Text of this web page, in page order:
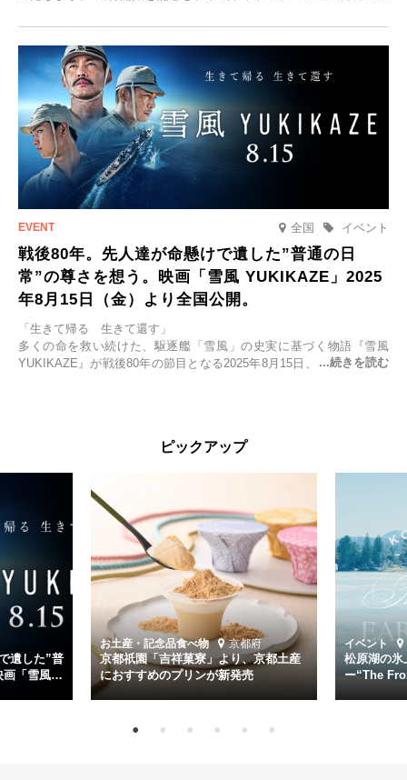
2025年9月12日(金)より発売いたします。
全国 イベント
戦後80年。先人達が命懸けで遺した”普通の日
常”の尊さを想う。映画「雪風 YUKIKAZE」2025
年8月15日（金）より全国公開。
「生きて帰る 生きて還す」
多くの命を救い続けた、駆逐艦「雪風」の史実に基づく物語『雪風
YUKIKAZE』が戦後80年の節目となる2025年8月15日、全国公開され
くの仲間の命を救い帰還させ、戦後まで生き抜き「幸運艦」と呼ばれ
主演は「雪風」の艦長・寺澤一利を演じる竹野内豊。先任伍長・早瀬
幸平を玉木宏が演じるほか、奥平大兼、田中麗奈、石丸幹二、益岡徹
など実力派俳優が共演。そして戦艦大和と運命を共にした帝国海軍・
第二艦隊司令長官、伊藤整一を中井貴一が圧倒的な存在感で演じ切
る。
時代が再び、分断と暴力に揺れる現代。本作は「同じ過ちを繰り返す
道を歩んではいないか」と、彼らが命をかけて守りたいと願っ
た”今”を生きる私達に問いかける。戦後80年、戦争の記憶が薄れゆく
今だからこそ、尊い平和の価値を未来に繋ぐ作品『雪風 YUKIKAZE』
を多くの方にご覧いただきたい。
ピックアップ
遺した”普
画「雪風
お土産・記念品食べ物 京都府
京都祇園「吉祥菓寮」より、京都土産
におすすめのプリンが新発売
イベント
松原湖の氷
ー“The